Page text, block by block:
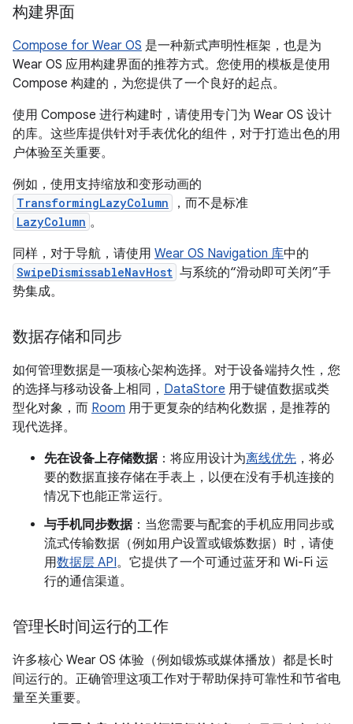
构建界面
Compose for Wear OS 是一种新式声明性框架，也是为
Wear OS 应用构建界面的推荐方式。您使用的模板是使用
Compose 构建的，为您提供了一个良好的起点。
使用 Compose 进行构建时，请使用专门为 Wear OS 设计
的库。这些库提供针对手表优化的组件，对于打造出色的用
户体验至关重要。
例如，使用支持缩放和变形动画的
TransformingLazyColumn ，而不是标准
LazyColumn 。
同样，对于导航，请使用 Wear OS Navigation 库中的
SwipeDismissableNavHost 与系统的“滑动即可关闭”手
势集成。
数据存储和同步
如何管理数据是一项核心架构选择。对于设备端持久性，您
的选择与移动设备上相同， DataStore 用于键值数据或类
型化对象，而 Room 用于更复杂的结构化数据，是推荐的
现代选择。
先在设备上存储数据：将应用设计为离线优先 ，将必
要的数据直接存储在手表上，以便在没有手机连接的
情况下也能正常运行。
与手机同步数据：当您需要与配套的手机应用同步或
流式传输数据（例如用户设置或锻炼数据）时，请使
用数据层 API。它提供了一个可通过蓝牙和 Wi-Fi 运
行的通信渠道。
管理长时间运行的工作
许多核心 Wear OS 体验（例如锻炼或媒体播放）都是长时
间运行的。正确管理这项工作对于帮助保持可靠性和节省电
量至关重要。